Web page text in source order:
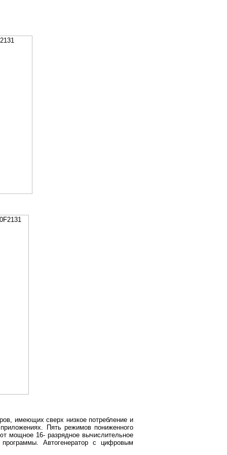
имеющих сверх низкое потребление и
Пять режимов пониженного
мощное 16- разрядное вычислительное
Автогенератор с цифровым